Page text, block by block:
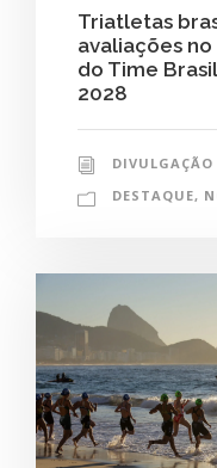
Triatletas
avaliações
do Time
2028
DIVULGAÇÃO
DESTAQUE,